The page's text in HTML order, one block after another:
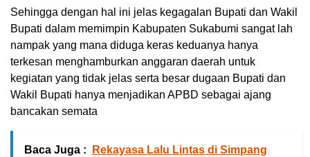
Sehingga dengan hal ini jelas kegagalan Bupati dan Wakil
Bupati dalam memimpin Kabupaten Sukabumi sangat lah
nampak yang mana diduga keras keduanya hanya
terkesan menghamburkan anggaran daerah untuk
kegiatan yang tidak jelas serta besar dugaan Bupati dan
Wakil Bupati hanya menjadikan APBD sebagai ajang
bancakan semata
Baca Juga :
Rekayasa Lalu Lintas di Simpang